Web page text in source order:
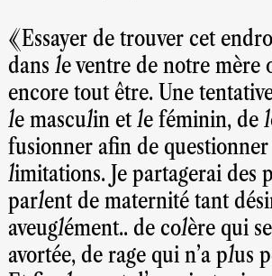
«Essayer de trouver cet
dans le ventre de notre mère
encore tout être. Une
le masculin et le féminin, de
fusionner afin de
limitations. Je partagerai des
parlent de maternité tant
aveuglément.. de colère qui
avortée, de rage qui n’a plus